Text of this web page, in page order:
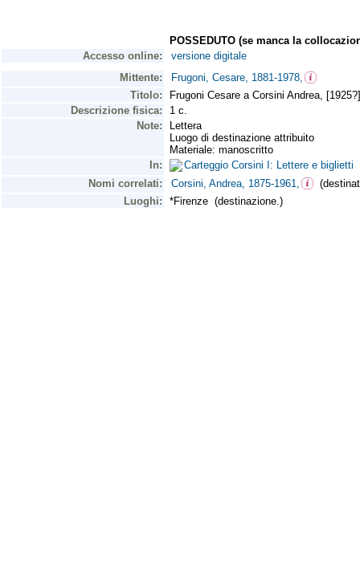
POSSEDUTO (se manca la
Accesso online:
versione digitale
Mittente:
Frugoni, Cesare, 1881-1978,
Titolo:
Frugoni Cesare a Corsini Andrea,
Descrizione fisica:
1 c.
Note:
Lettera
Luogo di destinazione attribuito
Materiale: manoscritto
In:
Carteggio Corsini I: Lettere e biglietti
Nomi correlati:
Corsini, Andrea, 1875-1961,
Luoghi:
*Firenze (destinazione.)